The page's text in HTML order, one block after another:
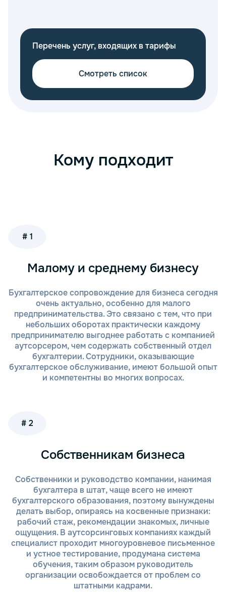
Перечень услуг, входящих в тарифы
Смотреть список
Кому подходит
# 1
Малому и среднему бизнесу
Бухгалтерское сопровождение для бизнеса сегодня
очень актуально, особенно для малого
предпринимательства. Это связано с тем, что при
небольших оборотах практически каждому
предпринимателю выгоднее работать с компанией
аутсорсером, чем содержать собственный отдел
бухгалтерии. Сотрудники, оказывающие
бухгалтерское обслуживание, имеют большой опыт
и компетентны во многих вопросах.
# 2
Собственникам бизнеса
Собственники и руководство компании, нанимая
бухгалтера в штат, чаще всего не имеют
бухгалтерского образования, поэтому вынуждены
делать выбор, опираясь на косвенные признаки:
рабочий стаж, рекомендации знакомых, личные
ощущения. В аутсорсинговых компаниях каждый
специалист проходит многоуровневое письменное
и устное тестирование, продумана система
обучения, таким образом руководитель
организации освобождается от проблем со
штатными кадрами.